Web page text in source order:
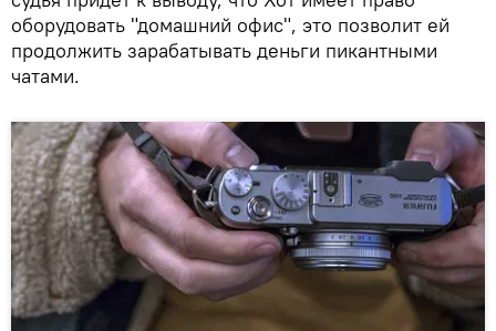
оборудовать "домашний офис", это позволит ей
продолжить зарабатывать деньги пикантными
чатами.